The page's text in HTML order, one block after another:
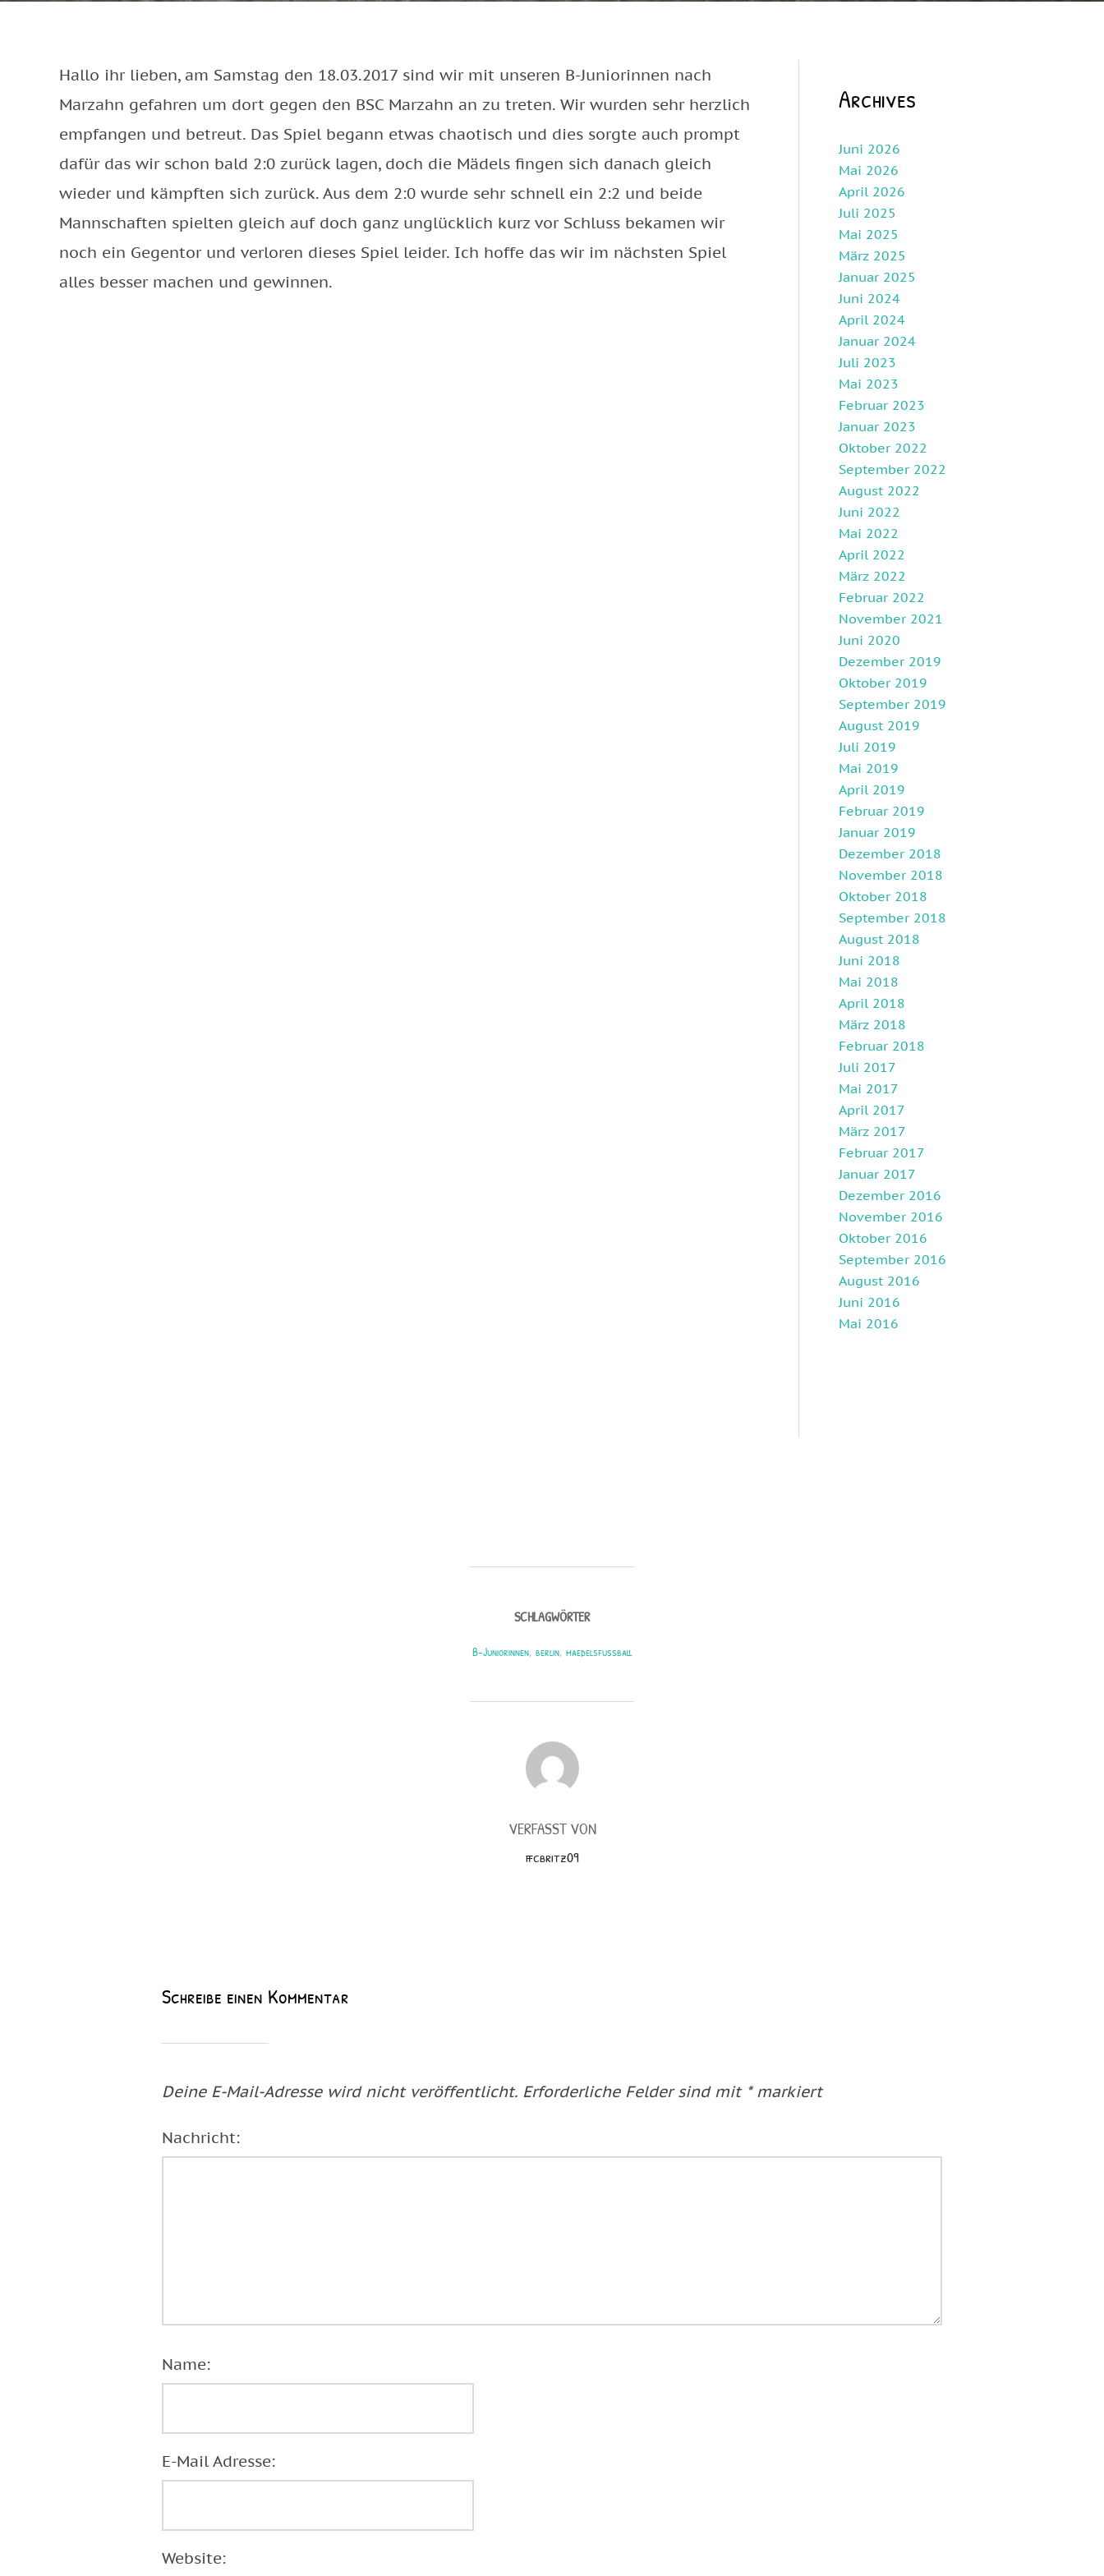
Hallo ihr lieben, am Samstag den 18.03.2017 sind wir mit unseren B-Juniorinnen nach
Marzahn gefahren um dort gegen den BSC Marzahn an zu treten. Wir wurden sehr herzlich
empfangen und betreut. Das Spiel begann etwas chaotisch und dies sorgte auch prompt
dafür das wir schon bald 2:0 zurück lagen, doch die Mädels fingen sich danach gleich
wieder und kämpften sich zurück. Aus dem 2:0 wurde sehr schnell ein 2:2 und beide
Mannschaften spielten gleich auf doch ganz unglücklich kurz vor Schluss bekamen wir
noch ein Gegentor und verloren dieses Spiel leider. Ich hoffe das wir im nächsten Spiel
alles besser machen und gewinnen.
Archives
Juni 2026
Mai 2026
April 2026
Juli 2025
Mai 2025
März 2025
Januar 2025
Juni 2024
April 2024
Januar 2024
Juli 2023
Mai 2023
Februar 2023
Januar 2023
Oktober 2022
September 2022
August 2022
Juni 2022
Mai 2022
April 2022
März 2022
Februar 2022
November 2021
Juni 2020
Dezember 2019
Oktober 2019
September 2019
August 2019
Juli 2019
Mai 2019
April 2019
Februar 2019
Januar 2019
Dezember 2018
November 2018
Oktober 2018
September 2018
August 2018
Juni 2018
Mai 2018
April 2018
März 2018
Februar 2018
Juli 2017
Mai 2017
April 2017
März 2017
Februar 2017
Januar 2017
Dezember 2016
November 2016
Oktober 2016
September 2016
August 2016
Juni 2016
Mai 2016
SCHLAGWÖRTER
B-Juniorinnen, berlin, maedelsfussball
BEITRAGSAUTOR
VERFASST VON
ffcbritz09
Schreibe einen Kommentar
Deine E-Mail-Adresse wird nicht veröffentlicht. Erforderliche Felder sind mit *markiert
Nachricht:
Name:
E-Mail Adresse:
Website: